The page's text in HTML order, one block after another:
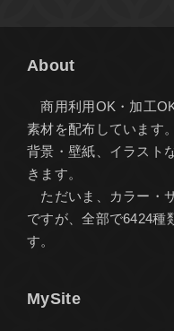
About
商用利用OK・加工
素材を配布しています
背景・壁紙、イラスト
きます。
ただいま、カラー・
ですが、全部で6424種
す。
MySite